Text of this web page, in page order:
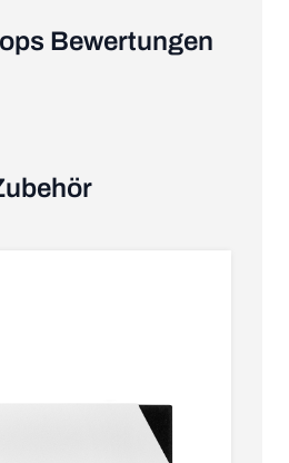
Bewertungen